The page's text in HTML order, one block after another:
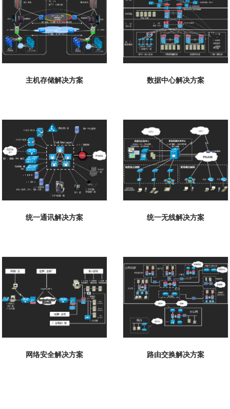
主机存储解决方案 数据中心解决方案
统一通讯解决方案 统一无线解决方案
网络安全解决方案 路由交换解决方案